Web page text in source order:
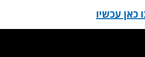
כאן עכשיו